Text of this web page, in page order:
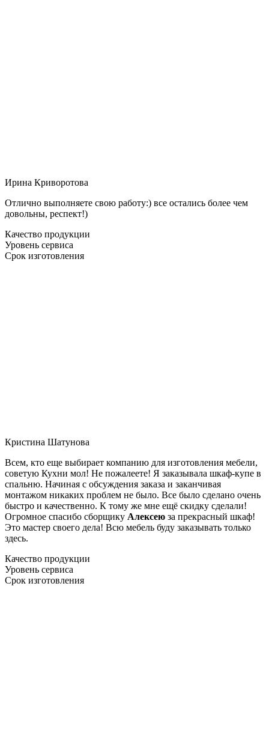
Ирина Криворотова
Отлично выполняете свою работу:) все остались более чем
довольны, респект!)
Качество продукции
Уровень сервиса
Срок изготовления
Кристина Шатунова
Всем, кто еще выбирает компанию для изготовления мебели,
советую Кухни мол! Не пожалеете! Я заказывала шкаф-купе в
спальню. Начиная с обсуждения заказа и заканчивая
монтажом никаких проблем не было. Все было сделано очень
быстро и качественно. К тому же мне ещё скидку сделали!
Огромное спасибо сборщику Алексею за прекрасный шкаф!
Это мастер своего дела! Всю мебель буду заказывать только
здесь.
Качество продукции
Уровень сервиса
Срок изготовления